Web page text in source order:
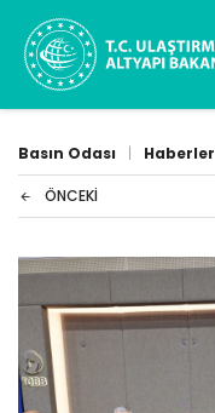
Basın Odası | Haberler
ÖNCEKI